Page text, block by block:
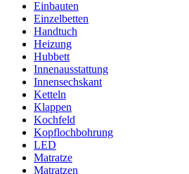
Einbauten
Einzelbetten
Handtuch
Heizung
Hubbett
Innenausstattung
Innensechskant
Ketteln
Klappen
Kochfeld
Kopflochbohrung
LED
Matratze
Matratzen